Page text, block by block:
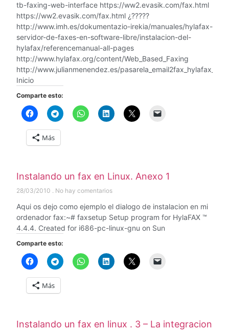
tb-faxing-web-interface https://ww2.evasik.com/fax.html
https://ww2.evasik.com/fax.html ¿?????
http://www.imh.es/dokumentazio-irekia/manuales/hylafax-
servidor-de-faxes-en-software-libre/instalacion-del-
hylafax/referencemanual-all-pages
http://www.hylafax.org/content/Web_Based_Faxing
http://www.julianmenendez.es/
Inicio
Comparte esto:
Más
Instalando un fax en Linux. Anexo 1
28/03/2010 No hay comentarios
Aqui os dejo como ejemplo el dialogo de instalacion en mi
ordenador fax:~# faxsetup Setup program for HylaFAX ™
4.4.4. Created for i686-pc-linux-gnu on Sun
Comparte esto:
Más
Instalando un fax en linux . 3 – La integracion